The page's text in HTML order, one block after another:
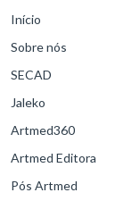
Início
Sobre nós
SECAD
Jaleko
Artmed360
Artmed Editora
Pós Artmed